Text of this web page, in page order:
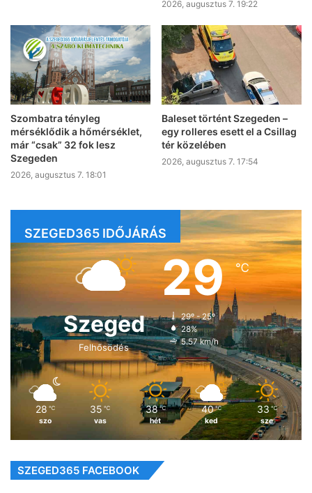
2026, augusztus 7. 19:22
Szombatra tényleg
mérséklődik a hőmérséklet,
már “csak” 32 fok lesz
Szegeden
2026, augusztus 7. 18:01
Baleset történt Szegeden –
egy rolleres esett el a Csillag
tér közelében
2026, augusztus 7. 17:54
SZEGED365 IDŐJÁRÁS
Szeged
Felhősödés
29℃
29º - 25º
28%
5.57 km/h
28 ℃
szo
35 ℃
vas
38 ℃
hét
40 ℃
ked
33 ℃
sze
SZEGED365 FACEBOOK